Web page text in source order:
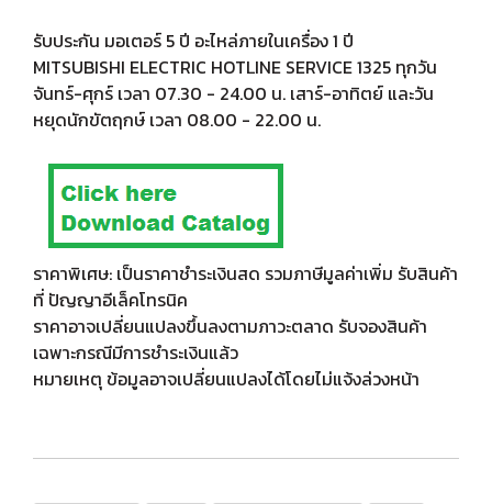
รับประกัน มอเตอร์ 5 ปี อะไหล่ภายในเครื่อง 1 ปี
MITSUBISHI ELECTRIC HOTLINE SERVICE 1325 ทุกวัน
จันทร์-ศุกร์ เวลา 07.30 - 24.00 น. เสาร์-อาทิตย์ และวัน
หยุดนักขัตฤกษ์ เวลา 08.00 - 22.00 น.
ราคาพิเศษ: เป็นราคาชำระเงินสด รวมภาษีมูลค่าเพิ่ม รับสินค้า
ที่ ปัญญาอีเล็คโทรนิค
ราคาอาจเปลี่ยนแปลงขึ้นลงตามภาวะตลาด รับจองสินค้า
เฉพาะกรณีมีการชำระเงินแล้ว
หมายเหตุ ข้อมูลอาจเปลี่ยนแปลงได้โดยไม่แจ้งล่วงหน้า